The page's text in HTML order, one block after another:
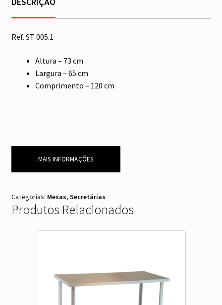
Ref. ST 005.1
Altura – 73 cm
Largura – 65 cm
Comprimento – 120 cm
MAIS INFORMAÇÕES
Categorias: Mesas, Secretárias
Produtos Relacionados